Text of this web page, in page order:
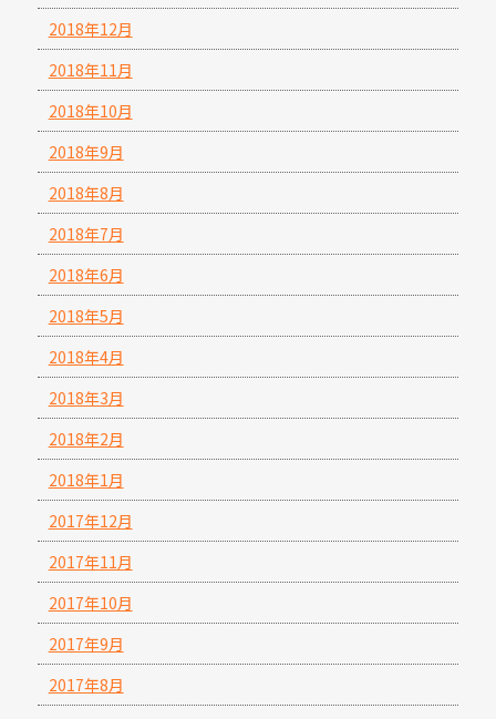
2018年12月
2018年11月
2018年10月
2018年9月
2018年8月
2018年7月
2018年6月
2018年5月
2018年4月
2018年3月
2018年2月
2018年1月
2017年12月
2017年11月
2017年10月
2017年9月
2017年8月